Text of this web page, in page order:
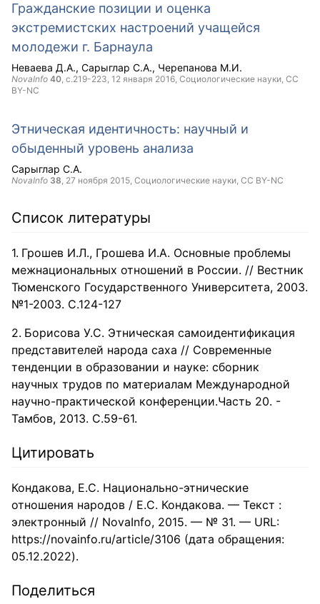
Гражданские позиции и оценка
экстремистcких настроений учащейся
молодежи г. Барнаула
Неваева Д.А. Сарыглар С.А. Черепанова М.И.
NovaInfo 40, с.219-223, 12 января 2016, Социологические науки, CC
BY-NC
Этническая идентичность: научный и
обыденный уровень анализа
Сарыглар С.А.
NovaInfo 38, 27 ноября 2015, Социологические науки, CC BY-NC
Список литературы
Грошев И.Л., Грошева И.А. Основные проблемы
межнациональных отношений в России. // Вестник
Тюменского Государственного Университета, 2003.
№1-2003. С.124-127
Борисова У.С. Этническая самоидентификация
представителей народа саха // Современные
тенденции в образовании и науке: сборник
научных трудов по материалам Международной
научно-практической конференции.Часть 20. -
Тамбов, 2013. С.59-61.
Цитировать
Кондакова, Е.С. Национально-этнические
отношения народов / Е.С. Кондакова. — Текст :
электронный // NovaInfo, 2015. — № 31. — URL:
https://novainfo.ru/article/3106 (дата обращения:
05.12.2022).
Поделиться